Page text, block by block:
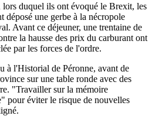
duquel ils ont évoqué le Brexit, les
déposé une gerbe à la nécropole
Avant ce déjeuner, une trentaine de
la hausse des prix du carburant ont
par les forces de l'ordre.
à l'Historial de Péronne, avant de
sur une table ronde avec des
"Travailler sur la mémoire
pour éviter le risque de nouvelles